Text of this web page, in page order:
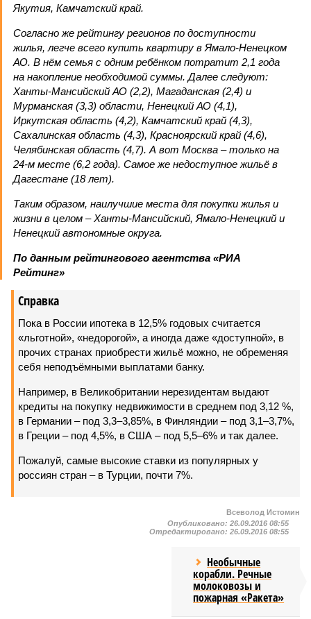
Якутия, Камчатский край.
Согласно же рейтингу регионов по доступности
жилья, легче всего купить квартиру в Ямало-Ненецком
АО. В нём семья с одним ребёнком потратит 2,1 года
на накопление необходимой суммы. Далее следуют:
Ханты-Мансийский АО (2,2), Магаданская (2,4) и
Мурманская (3,3) области, Ненецкий АО (4,1),
Иркутская область (4,2), Камчатский край (4,3),
Сахалинская область (4,3), Красноярский край (4,6),
Челябинская область (4,7). А вот Москва – только на
24-м месте (6,2 года). Самое же недоступное жильё в
Дагестане (18 лет).
Таким образом, наилучшие места для покупки жилья и
жизни в целом – Ханты-Мансийский, Ямало-Ненецкий и
Ненецкий автономные округа.
По данным рейтингового агентства «РИА
Рейтинг»
Справка
Пока в России ипотека в 12,5% годовых считается
«льготной», «недорогой», а иногда даже «доступной», в
прочих странах приобрести жильё можно, не обременяя
себя неподъёмными выплатами банку.
Например, в Великобритании нерезидентам выдают
кредиты на покупку недвижимости в среднем под 3,12 %,
в Германии – под 3,3–3,85%, в Финляндии – под 3,1–3,7%,
в Греции – под 4,5%, в США – под 5,5–6% и так далее.
Пожалуй, самые высокие ставки из популярных у
россиян стран – в Турции, почти 7%.
Всеволод Истомин
Опубликовано: 26.09.2016 08:55
Отредактировано: 26.09.2016 08:55
Необычные
корабли. Речные
молоковозы и
пожарная «Ракета»